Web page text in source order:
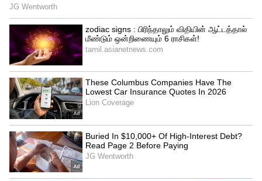
கடந்த 10 ஆண்டுகளாக பங்குச்சந்தையில்
அதானி குழுமம் செய்த மோசடிகள்,
தில்லுமுல்லு, பொய்கணக்கு, பங்குகளின்
விலையை செயற்கையாக உயர்த்தியது
உள்ளிட்டவற்றை வெளிச்சம்போட்டு காட்டி
அறிக்கை வெளியிட்டது.
காட்டுமா கோவை!